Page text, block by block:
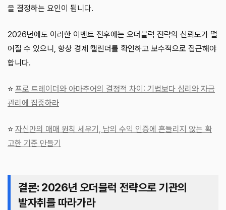
을 결정하는 요인이 됩니다.
2026년에도 이러한 이벤트 전후에는 오더블럭 전략의 신뢰도가 떨
어질 수 있으니, 항상 경제 캘린더를 확인하고 보수적으로 접근해야
합니다.
⭐ 프로 트레이더와 아마추어의 결정적 차이: 기법보다 심리와 자금
관리에 집중하라
⭐ 자신만의 매매 원칙 세우기, 남의 수익 인증에 흔들리지 않는 확
고한 기준 만들기
결론: 2026년 오더블럭 전략으로 기관의
발자취를 따라가라